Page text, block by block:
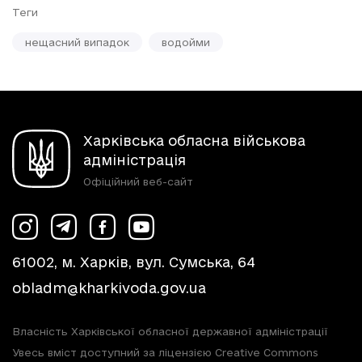
Теги
нещасний випадок водойми
Харківська обласна військова
адміністрація
Офіційний веб-сайт
61002, м. Харків, вул. Сумська, 64
obladm@kharkivoda.gov.ua
Власність Харківської обласної державної адміністрації
Увесь вміст доступний за ліцензією Creative Commons